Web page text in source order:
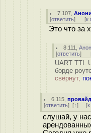
7.107 ,
[ответить] [к
Это что за
8.111 ,
[ответить]
UART TTL
борде
свёрнут,
6.115 ,
[ответить] [↑] [
слушай, у